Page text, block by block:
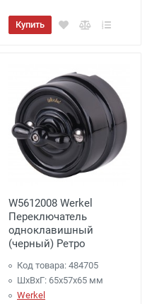
Купить
W5612008 Werkel
Переключатель
одноклавишный
(черный) Ретро
Код товара: 484705
ШхВхГ: 65x57x65 мм
Werkel